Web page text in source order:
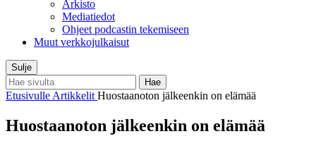
Arkisto
Mediatiedot
Ohjeet podcastin tekemiseen
Muut verkkojulkaisut
Sulje
Etusivulle Artikkelit Huostaanoton jälkeenkin on elämää
Huostaanoton jälkeenkin on elämää